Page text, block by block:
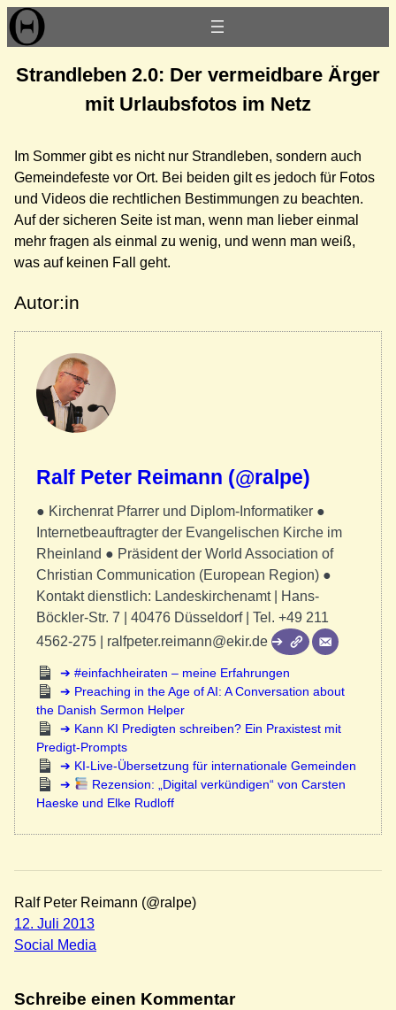
Zum
Inhalt
Strandleben 2.0: Der vermeidbare Ärger
mit Urlaubsfotos im Netz
Im Sommer gibt es nicht nur Strandleben, sondern auch
Gemeindefeste vor Ort. Bei beiden gilt es jedoch für Fotos
und Videos die rechtlichen Bestimmungen zu beachten.
Auf der sicheren Seite ist man, wenn man lieber einmal
mehr fragen als einmal zu wenig, und wenn man weiß,
was auf keinen Fall geht.
Autor:in
Ralf Peter Reimann (@ralpe)
● Kirchenrat Pfarrer und Diplom-Informatiker ●
Internetbeauftragter der Evangelischen Kirche im
Rheinland ● Präsident der World Association of
Christian Communication (European Region) ●
Kontakt dienstlich: Landeskirchenamt | Hans-
Böckler-Str. 7 | 40476 Düsseldorf | Tel. +49 211
4562-275 | ralfpeter.reimann@ekir.de
#einfachheiraten – meine Erfahrungen
Preaching in the Age of AI: A Conversation about
the Danish Sermon Helper
Kann KI Predigten schreiben? Ein Praxistest mit
Predigt-Prompts
KI-Live-Übersetzung für internationale Gemeinden
Rezension: „Digital verkündigen“ von Carsten
Haeske und Elke Rudloff
Ralf Peter Reimann (@ralpe)
12. Juli 2013
Social Media
Schreibe einen Kommentar